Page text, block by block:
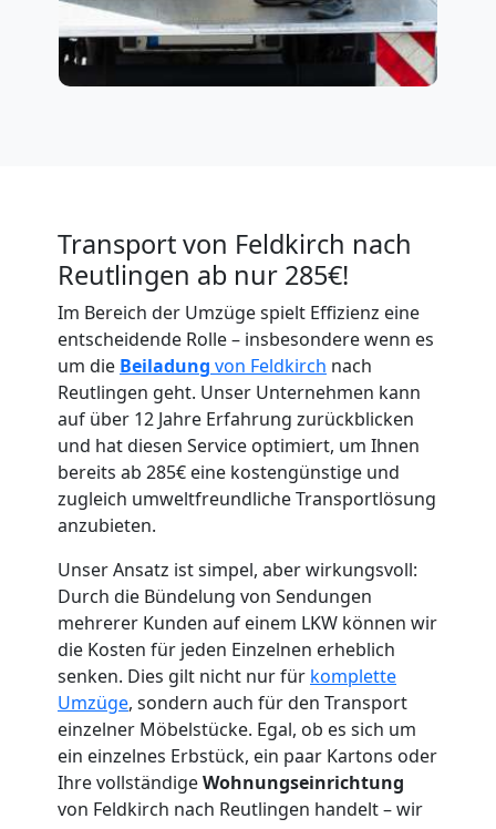
Transport von Feldkirch nach
Reutlingen ab nur 285€!
Im Bereich der Umzüge spielt Effizienz eine
entscheidende Rolle – insbesondere wenn es
um die Beiladung von Feldkirch nach
Reutlingen geht. Unser Unternehmen kann
auf über 12 Jahre Erfahrung zurückblicken
und hat diesen Service optimiert, um Ihnen
bereits ab 285€ eine kostengünstige und
zugleich umweltfreundliche Transportlösung
anzubieten.
Unser Ansatz ist simpel, aber wirkungsvoll:
Durch die Bündelung von Sendungen
mehrerer Kunden auf einem LKW können wir
die Kosten für jeden Einzelnen erheblich
senken. Dies gilt nicht nur für komplette
Umzüge, sondern auch für den Transport
einzelner Möbelstücke. Egal, ob es sich um
ein einzelnes Erbstück, ein paar Kartons oder
Ihre vollständigeWohnungseinrichtung
von Feldkirch nach Reutlingen handelt – wir
Umzugshelfer
Feldkirch
Möbeltaxi
Feldkirch
Kleintransport
Feldkirch